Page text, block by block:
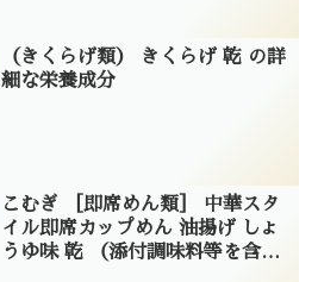
（きくらげ類） きくらげ 乾 の詳
細な栄養成分
こむぎ ［即席めん類］ 中華スタ
イル即席カップめん 油揚げ しょ
うゆ味 乾 （添付調味料等を含む